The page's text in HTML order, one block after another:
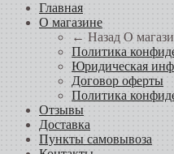
Главная
О магазине
← Назад О
Политика
Юридическая
Договор оферты
Политика
Отзывы
Доставка
Пункты самовывоза